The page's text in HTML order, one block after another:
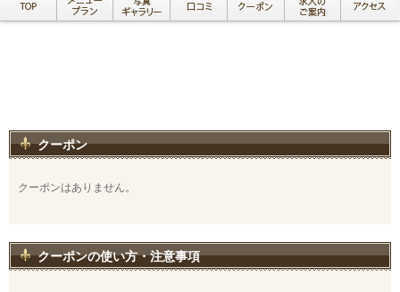
クーポン
クーポンはありません。
クーポンの使い方・注意事項